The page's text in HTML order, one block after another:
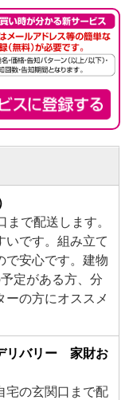
で配送します。
いです。組み立て
で安心です。建物
定がある方、分
ーの方にオススメ
リバリー 家財お
宅の玄関口まで配